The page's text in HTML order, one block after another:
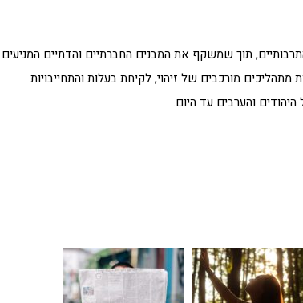
תוך שמשקף את המבנים החברתיים והדתיים המניעים
מורכבים של זיהוי, לקיחת בעלות והתחייבויות
והערבים עד היום.